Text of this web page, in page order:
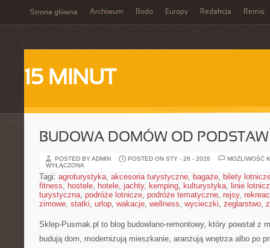
Strona główna Archiwum Bodo Europy Redakcja Remis
15 MINUT
BUDOWA DOMÓW OD PODSTAW
POSTED BY ADMIN POSTED ON STY - 28 - 2026
MOŻLIWOŚĆ
WYŁĄCZONA
Tagi: agroturystyka, akcesoria turystyczne, bagaże, bilety
fitness, hostele, hotele, jachty, kemping, kulturystyka, linie
turystyczna, podróże lotnicze, podróże tematyczne, rejsy,
zimowe, statki, urlop, wakacje, wellness, wycieczki, żeglarstwo,
Sklep-Pusmak.pl to blog budowlano-remontowy, który powstał z
budują dom, modernizują mieszkanie, aranżują wnętrza albo po